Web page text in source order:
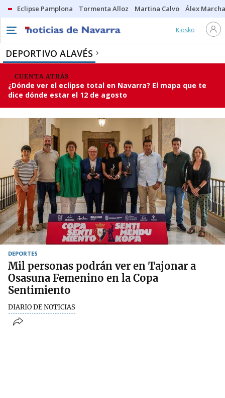
Eclipse Pamplona Tormenta Alloz Martina Calvo Álex
Kiosko
DEPORTIVO ALAVÉS
CUENTA ATRÁS
¿Dónde ver el eclipse total en Navarra? El mapa que te
dice dónde estar el 12 de agosto
DEPORTES
Mil personas podrán ver en Tajonar a
Osasuna Femenino en la Copa
Sentimiento
DIARIO DE NOTICIAS